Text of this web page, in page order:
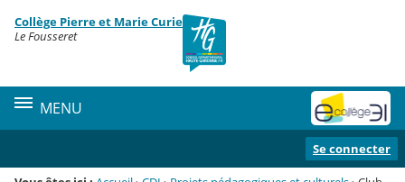
Menu de la rubrique
Contenu
Collège Pierre et Marie Curie
Le Fousseret
MENU
Se connecter